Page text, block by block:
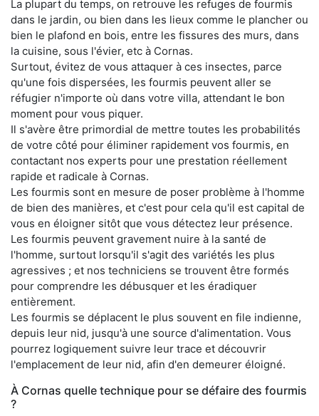
La plupart du temps, on retrouve les refuges de fourmis
dans le jardin, ou bien dans les lieux comme le plancher ou
bien le plafond en bois, entre les fissures des murs, dans
la cuisine, sous l'évier, etc à Cornas.
Surtout, évitez de vous attaquer à ces insectes, parce
qu'une fois dispersées, les fourmis peuvent aller se
réfugier n'importe où dans votre villa, attendant le bon
moment pour vous piquer.
Il s'avère être primordial de mettre toutes les probabilités
de votre côté pour éliminer rapidement vos fourmis, en
contactant nos experts pour une prestation réellement
rapide et radicale à Cornas.
Les fourmis sont en mesure de poser problème à l'homme
de bien des manières, et c'est pour cela qu'il est capital de
vous en éloigner sitôt que vous détectez leur présence.
Les fourmis peuvent gravement nuire à la santé de
l'homme, surtout lorsqu'il s'agit des variétés les plus
agressives ; et nos techniciens se trouvent être formés
pour comprendre les débusquer et les éradiquer
entièrement.
Les fourmis se déplacent le plus souvent en file indienne,
depuis leur nid, jusqu'à une source d'alimentation. Vous
pourrez logiquement suivre leur trace et découvrir
l'emplacement de leur nid, afin d'en demeurer éloigné.
À Cornas quelle technique pour se défaire des fourmis
?